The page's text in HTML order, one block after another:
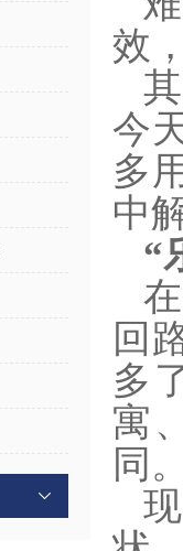
效
今
多
中
“
回
多
寓
同